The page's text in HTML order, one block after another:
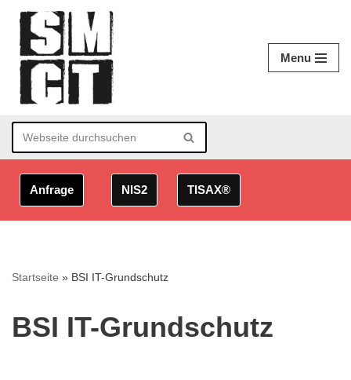
Zum
Inhalt
springen
Menu
Anfrage NIS2 TISAX®
Startseite » BSI IT-Grundschutz
BSI IT-Grundschutz